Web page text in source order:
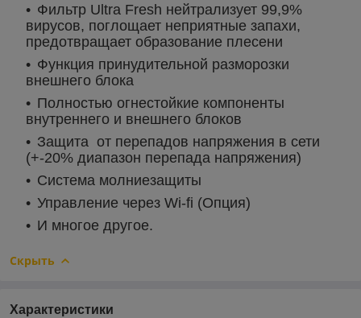
Фильтр Ultra Fresh нейтрализует 99,9%
вирусов, поглощает неприятные запахи,
предотвращает образование плесени
Функция принудительной разморозки
внешнего блока
Полностью огнестойкие компоненты
внутреннего и внешнего блоков
Защита от перепадов напряжения в сети
(+-20% диапазон перепада напряжения)
Система молниезащиты
Управление через Wi-fi (Опция)
И многое другое.
Скрыть
Характеристики